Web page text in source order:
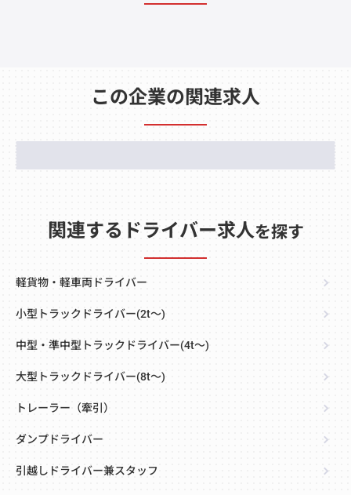
この企業の関連求人
関連するドライバー求人を探す
軽貨物・軽車両ドライバー
小型トラックドライバー(2t～)
中型・準中型トラックドライバー(4t～)
大型トラックドライバー(8t～)
トレーラー（牽引）
ダンプドライバー
引越しドライバー兼スタッフ